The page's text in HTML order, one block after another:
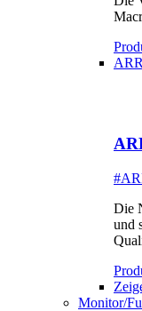
Die
und
Monitor/